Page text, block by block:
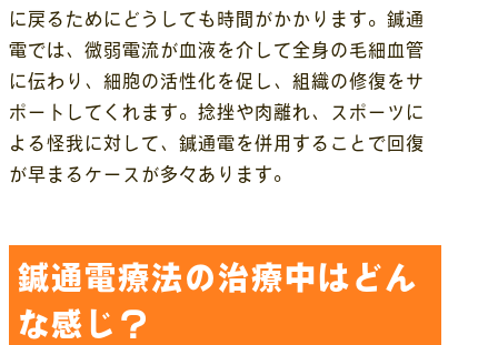
に戻るためにどうしても時間がかかります。鍼通
電では、微弱電流が血液を介して全身の毛細血管
に伝わり、細胞の活性化を促し、組織の修復をサ
ポートしてくれます。捻挫や肉離れ、スポーツに
よる怪我に対して、鍼通電を併用することで回復
が早まるケースが多々あります。
鍼通電療法の治療中はどん
な感じ？